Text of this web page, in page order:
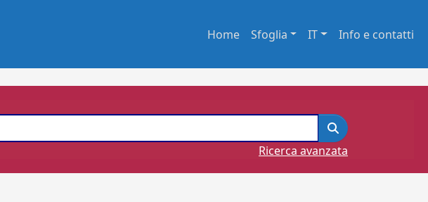
Home Sfoglia IT Info e contatti
Ricerca avanzata